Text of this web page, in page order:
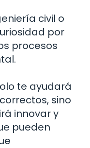
civil o
por
procesos
te ayudará
sino
innovar y
pueden